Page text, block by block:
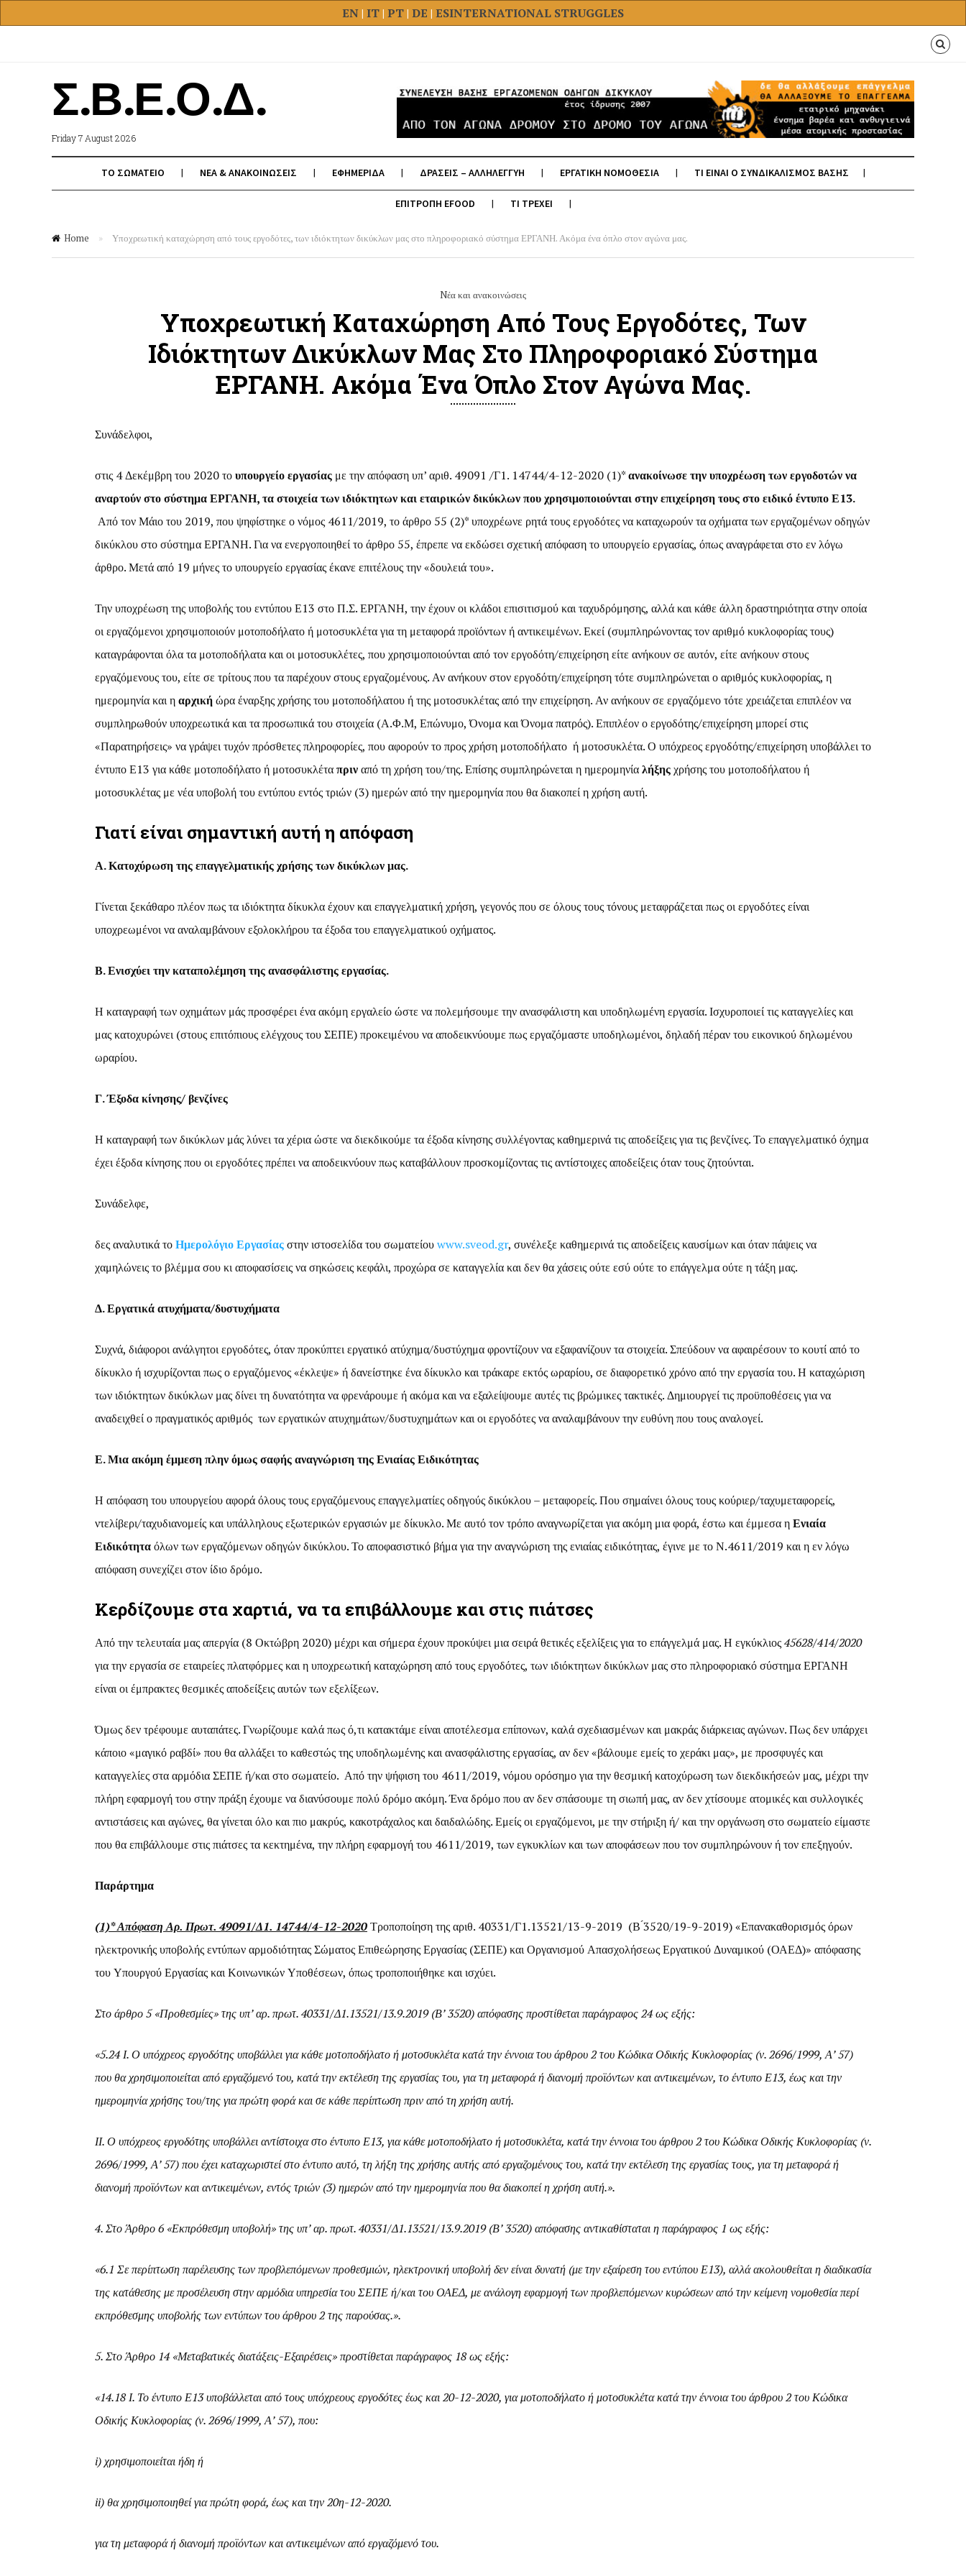
INTERNATIONAL STRUGGLES
EN| IT| PT| DE | ES
Σ.Β.Ε.Ο.Δ.
Friday 7 August 2026
ΤΟ ΣΩΜΑΤΕΙΟ ΝΕΑ & ΑΝΑΚΟΙΝΩΣΕΙΣ ΕΦΗΜΕΡΙΔΑ ΔΡΑΣΕΙΣ – ΑΛΛΗΛΕΓΓΥΗ ΕΡΓΑΤΙΚΗ ΝΟΜΟΘΕΣΙΑ ΤΙ ΕΙΝΑΙ Ο ΣΥΝΔΙΚΑΛΙΣΜΟΣ ΒΑΣΗΣ
ΕΠΙΤΡΟΠΗ EFOOD ΤΙ ΤΡΕΧΕΙ
Home » Υποχρεωτική καταχώρηση από τους εργοδότες, των ιδιόκτητων δικύκλων μας στο πληροφοριακό σύστημα ΕΡΓΑΝΗ. Ακόμα ένα όπλο στον αγώνα μας.
Nέα και ανακοινώσεις
Υποχρεωτική Καταχώρηση Από Τους Εργοδότες, Των
Ιδιόκτητων Δικύκλων Μας Στο Πληροφοριακό Σύστημα
ΕΡΓΑΝΗ. Ακόμα Ένα Όπλο Στον Αγώνα Μας.
Συνάδελφοι,
στις 4 Δεκέμβρη του 2020 τουπουργείο εργασίας με την απόφαση υπ’ αριθ. 49091 /Γ1. 14744/4-12-2020 (1)*ανακοίνωσε την υποχρέωση των εργοδοτών να
αναρτούν στο σύστημα ΕΡΓΑΝΗ, τα στοιχεία των ιδιόκτητων και εταιρικών δικύκλων που χρησιμοποιούνται στην επιχείρηση τους στο ειδικό έντυπο Ε13.
Από τον Μάιο του 2019, που ψηφίστηκε ο νόμος 4611/2019, το άρθρο 55 (2)* υποχρέωνε ρητά τους εργοδότες να καταχωρούν τα οχήματα των εργαζομένων οδηγών
δικύκλου στο σύστημα ΕΡΓΑΝΗ. Για να ενεργοποιηθεί το άρθρο 55, έπρεπε να εκδώσει σχετική απόφαση το υπουργείο εργασίας, όπως αναγράφεται στο εν λόγω
άρθρο. Μετά από 19 μήνες το υπουργείο εργασίας έκανε επιτέλους την «δουλειά του».
Την υποχρέωση της υποβολής του εντύπου Ε13 στο Π.Σ. ΕΡΓΑΝΗ, την έχουν οι κλάδοι επισιτισμού και ταχυδρόμησης, αλλά και κάθε άλλη δραστηριότητα στην οποία
οι εργαζόμενοι χρησιμοποιούν μοτοποδήλατο ή μοτοσυκλέτα για τη μεταφορά προϊόντων ή αντικειμένων. Εκεί (συμπληρώνοντας τον αριθμό κυκλοφορίας τους)
καταγράφονται όλα τα μοτοποδήλατα και οι μοτοσυκλέτες, που χρησιμοποιούνται από τον εργοδότη/επιχείρηση είτε ανήκουν σε αυτόν, είτε ανήκουν στους
εργαζόμενους του, είτε σε τρίτους που τα παρέχουν στους εργαζομένους. Αν ανήκουν στον εργοδότη/επιχείρηση τότε συμπληρώνεται ο αριθμός κυκλοφορίας, η
ημερομηνία και ηαρχικήώρα έναρξης χρήσης του μοτοποδήλατου ή της μοτοσυκλέτας από την επιχείρηση. Αν ανήκουν σε εργαζόμενο τότε χρειάζεται επιπλέον να
συμπληρωθούν υποχρεωτικά και τα προσωπικά του στοιχεία (Α.Φ.Μ, Επώνυμο, Όνομα και Όνομα πατρός). Επιπλέον ο εργοδότης/επιχείρηση μπορεί στις
«Παρατηρήσεις» να γράψει τυχόν πρόσθετες πληροφορίες, που αφορούν το προς χρήση μοτοποδήλατο ή μοτοσυκλέτα. Ο υπόχρεος εργοδότης/επιχείρηση υποβάλλει το
έντυπο Ε13 για κάθε μοτοποδήλατο ή μοτοσυκλέταπριναπό τη χρήση του/της. Επίσης συμπληρώνεται η ημερομηνίαλήξηςχρήσης του μοτοποδήλατου ή
μοτοσυκλέτας με νέα υποβολή του εντύπου εντός τριών (3) ημερών από την ημερομηνία που θα διακοπεί η χρήση αυτή.
Γιατί είναι σημαντική αυτή η απόφαση
Α. Κατοχύρωση της επαγγελματικής χρήσης των δικύκλων μας.
Γίνεται ξεκάθαρο πλέον πως τα ιδιόκτητα δίκυκλα έχουν και επαγγελματική χρήση, γεγονός που σε όλους τους τόνους μεταφράζεται πως οι εργοδότες είναι
υποχρεωμένοι να αναλαμβάνουν εξολοκλήρου τα έξοδα του επαγγελματικού οχήματος.
Β. Ενισχύει την καταπολέμηση της ανασφάλιστης εργασίας.
Η καταγραφή των οχημάτων μάς προσφέρει ένα ακόμη εργαλείο ώστε να πολεμήσουμε την ανασφάλιστη και υποδηλωμένη εργασία. Ισχυροποιεί τις καταγγελίες και
μας κατοχυρώνει (στους επιτόπιους ελέγχους του ΣΕΠΕ) προκειμένου να αποδεικνύουμε πως εργαζόμαστε υποδηλωμένοι, δηλαδή πέραν του εικονικού δηλωμένου
ωραρίου.
Γ. Έξοδα κίνησης/ βενζίνες
Η καταγραφή των δικύκλων μάς λύνει τα χέρια ώστε να διεκδικούμε τα έξοδα κίνησης συλλέγοντας καθημερινά τις αποδείξεις για τις βενζίνες. Το επαγγελματικό όχημα
έχει έξοδα κίνησης που οι εργοδότες πρέπει να αποδεικνύουν πως καταβάλλουν προσκομίζοντας τις αντίστοιχες αποδείξεις όταν τους ζητούνται.
Συνάδελφε,
δες αναλυτικά τοΗμερολόγιο Εργασίαςστην ιστοσελίδα του σωματείουwww.sveod.gr, συνέλεξε καθημερινά τις αποδείξεις καυσίμων και όταν πάψεις να
χαμηλώνεις το βλέμμα σου κι αποφασίσεις να σηκώσεις κεφάλι, προχώρα σε καταγγελία και δεν θα χάσεις ούτε εσύ ούτε το επάγγελμα ούτε η τάξη μας.
Δ. Εργατικά ατυχήματα/δυστυχήματα
Συχνά, διάφοροι ανάλγητοι εργοδότες, όταν προκύπτει εργατικό ατύχημα/δυστύχημα φροντίζουν να εξαφανίζουν τα στοιχεία. Σπεύδουν να αφαιρέσουν το κουτί από το
δίκυκλο ή ισχυρίζονται πως ο εργαζόμενος «έκλεψε» ή δανείστηκε ένα δίκυκλο και τράκαρε εκτός ωραρίου, σε διαφορετικό χρόνο από την εργασία του. Η καταχώριση
των ιδιόκτητων δικύκλων μας δίνει τη δυνατότητα να φρενάρουμε ή ακόμα και να εξαλείψουμε αυτές τις βρώμικες τακτικές. Δημιουργεί τις προϋποθέσεις για να
αναδειχθεί ο πραγματικός αριθμός των εργατικών ατυχημάτων/δυστυχημάτων και οι εργοδότες να αναλαμβάνουν την ευθύνη που τους αναλογεί.
Ε. Μια ακόμη έμμεση πλην όμως σαφής αναγνώριση της Ενιαίας Ειδικότητας
Η απόφαση του υπουργείου αφορά όλους τους εργαζόμενους επαγγελματίες οδηγούς δικύκλου – μεταφορείς. Που σημαίνει όλους τους κούριερ/ταχυμεταφορείς,
ντελίβερι/ταχυδιανομείς και υπάλληλους εξωτερικών εργασιών με δίκυκλο. Με αυτό τον τρόπο αναγνωρίζεται για ακόμη μια φορά, έστω και έμμεσα ηΕνιαία
Ειδικότηταόλων των εργαζόμενων οδηγών δικύκλου. Το αποφασιστικό βήμα για την αναγνώριση της ενιαίας ειδικότητας, έγινε με το Ν.4611/2019 και η εν λόγω
απόφαση συνεχίζει στον ίδιο δρόμο.
Κερδίζουμε στα χαρτιά, να τα επιβάλλουμε και στις πιάτσες
Από την τελευταία μας απεργία (8 Οκτώβρη 2020) μέχρι και σήμερα έχουν προκύψει μια σειρά θετικές εξελίξεις για το επάγγελμά μας. Η εγκύκλιος45628/414/2020
για την εργασία σε εταιρείες πλατφόρμες και η υποχρεωτική καταχώρηση από τους εργοδότες, των ιδιόκτητων δικύκλων μας στο πληροφοριακό σύστημα ΕΡΓΑΝΗ
είναι οι έμπρακτες θεσμικές αποδείξεις αυτών των εξελίξεων.
Όμως δεν τρέφουμε αυταπάτες. Γνωρίζουμε καλά πως ό,τι κατακτάμε είναι αποτέλεσμα επίπονων, καλά σχεδιασμένων και μακράς διάρκειας αγώνων. Πως δεν υπάρχει
κάποιο «μαγικό ραβδί» που θα αλλάξει το καθεστώς της υποδηλωμένης και ανασφάλιστης εργασίας, αν δεν «βάλουμε εμείς το χεράκι μας», με προσφυγές και
καταγγελίες στα αρμόδια ΣΕΠΕ ή/και στο σωματείο. Από την ψήφιση του 4611/2019, νόμου ορόσημο για την θεσμική κατοχύρωση των διεκδικήσεών μας, μέχρι την
πλήρη εφαρμογή του στην πράξη έχουμε να διανύσουμε πολύ δρόμο ακόμη. Ένα δρόμο που αν δεν σπάσουμε τη σιωπή μας, αν δεν χτίσουμε ατομικές και συλλογικές
αντιστάσεις και αγώνες, θα γίνεται όλο και πιο μακρύς, κακοτράχαλος και δαιδαλώδης. Εμείς οι εργαζόμενοι, με την στήριξη ή/ και την οργάνωση στο σωματείο είμαστε
που θα επιβάλλουμε στις πιάτσες τα κεκτημένα, την πλήρη εφαρμογή του 4611/2019, των εγκυκλίων και των αποφάσεων που τον συμπληρώνουν ή τον επεξηγούν.
Παράρτημα
(1)* Απόφαση Αρ. Πρωτ. 49091/Δ1. 14744/4-12-2020Τροποποίηση της αριθ. 40331/Γ1.13521/13-9-2019 (Β ́3520/19-9-2019) «Επανακαθορισμός όρων
ηλεκτρονικής υποβολής εντύπων αρμοδιότητας Σώματος Επιθεώρησης Εργασίας (ΣΕΠΕ) και Οργανισμού Απασχολήσεως Εργατικού Δυναμικού (ΟΑΕΔ)» απόφασης
του Υπουργού Εργασίας και Κοινωνικών Υποθέσεων, όπως τροποποιήθηκε και ισχύει.
Στο άρθρο 5 «Προθεσμίες» της υπ’ αρ. πρωτ. 40331/Δ1.13521/13.9.2019 (Β’ 3520) απόφασης προστίθεται παράγραφος 24 ως εξής:
«5.24 Ι. Ο υπόχρεος εργοδότης υποβάλλει για κάθε μοτοποδήλατο ή μοτοσυκλέτα κατά την έννοια του άρθρου 2 του Κώδικα Οδικής Κυκλοφορίας (ν. 2696/1999, Α’ 57)
που θα χρησιμοποιείται από εργαζόμενό του, κατά την εκτέλεση της εργασίας του, για τη μεταφορά ή διανομή προϊόντων και αντικειμένων, το έντυπο Ε13, έως και την
ημερομηνία χρήσης του/της για πρώτη φορά και σε κάθε περίπτωση πριν από τη χρήση αυτή.
ΙΙ. Ο υπόχρεος εργοδότης υποβάλλει αντίστοιχα στο έντυπο Ε13, για κάθε μοτοποδήλατο ή μοτοσυκλέτα, κατά την έννοια του άρθρου 2 του Κώδικα Οδικής Κυκλοφορίας (ν.
2696/1999, Α’ 57) που έχει καταχωριστεί στο έντυπο αυτό, τη λήξη της χρήσης αυτής από εργαζομένους του, κατά την εκτέλεση της εργασίας τους, για τη μεταφορά ή
διανομή προϊόντων και αντικειμένων, εντός τριών (3) ημερών από την ημερομηνία που θα διακοπεί η χρήση αυτή.».
4. Στο Άρθρο 6 «Εκπρόθεσμη υποβολή» της υπ’ αρ. πρωτ. 40331/Δ1.13521/13.9.2019 (Β’ 3520) απόφασης αντικαθίσταται η παράγραφος 1 ως εξής:
«6.1 Σε περίπτωση παρέλευσης των προβλεπόμενων προθεσμιών, ηλεκτρονική υποβολή δεν είναι δυνατή (με την εξαίρεση του εντύπου Ε13), αλλά ακολουθείται η διαδικασία
της κατάθεσης με προσέλευση στην αρμόδια υπηρεσία του ΣΕΠΕ ή/και του ΟΑΕΔ, με ανάλογη εφαρμογή των προβλεπόμενων κυρώσεων από την κείμενη νομοθεσία περί
εκπρόθεσμης υποβολής των εντύπων του άρθρου 2 της παρούσας.».
5. Στο Άρθρο 14 «Μεταβατικές διατάξεις-Εξαιρέσεις» προστίθεται παράγραφος 18 ως εξής:
«14.18 Ι. Το έντυπο Ε13 υποβάλλεται από τους υπόχρεους εργοδότες έως και 20-12-2020, για μοτοποδήλατο ή μοτοσυκλέτα κατά την έννοια του άρθρου 2 του Κώδικα
Οδικής Κυκλοφορίας (ν. 2696/1999, Α’ 57), που:
i) χρησιμοποιείται ήδη ή
ii) θα χρησιμοποιηθεί για πρώτη φορά, έως και την 20η-12-2020.
για τη μεταφορά ή διανομή προϊόντων και αντικειμένων από εργαζόμενό του.